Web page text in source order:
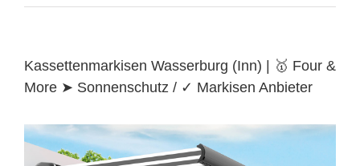
Kassettenmarkisen Wasserburg (Inn) | 🥇 Four &
More ➤ Sonnenschutz / ✓ Markisen Anbieter